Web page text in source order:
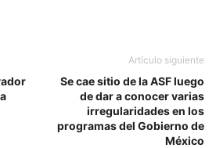
Artículo siguiente
Se cae sitio de la ASF luego
de dar a conocer varias
irregularidades en los
programas del Gobierno de
México